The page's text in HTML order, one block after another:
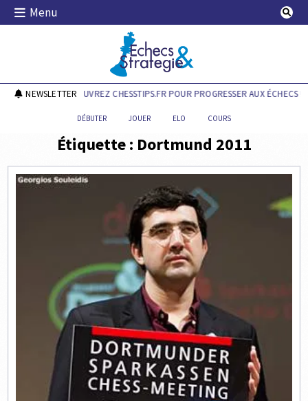
Skip
Menu
Echecs & Stratégie
NEWSLETTERDÉCOUVREZ CHESSTIPS.FR POUR PROGRESSER AUX ÉCHECS !
DÉBUTER JOUER ELO COURS
Étiquette : Dortmund 2011